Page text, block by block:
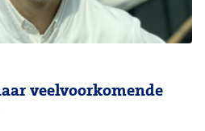
veelvoorkomende